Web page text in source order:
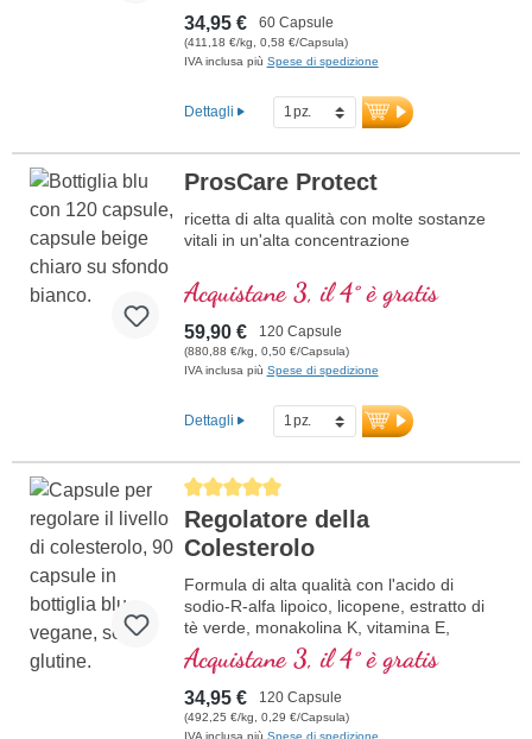
di DHA ed EPA. Ogni dose giornaliera (2
capsule) fornisce 1.448 mg di acidi grassi
Omega-3, di cui 860 mg di DHA e 436 mg
prodotto in Germania secondo i più alti
standard di qualità. Il sigillo è privo di
alluminio.
Maggiori informazioni su Omega-3
forte vegan
34,95 € 60 Capsule
(411,18 €/kg, 0,58 €/Capsula)
IVA inclusa più Spese di spedizione
Dettagli
ProsCare Protect
ricetta di alta qualità con molte sostanze
vitali in un'alta concentrazione
Acquistane 3, il 4° è gratis
59,90 € 120 Capsule
(880,88 €/kg, 0,50 €/Capsula)
IVA inclusa più Spese di spedizione
Dettagli
Average rating of 5 out of 5 stars
Regolatore della
Colesterolo
Formula di alta qualità con l'acido di
sodio-R-alfa lipoico, licopene, estratto di
tè verde, monakolina K, vitamina E,
vitamina B3 e beta glucano, che
contribuisce al mantenimento della
normale colesterolo nel sangue.
Acquistane 3, il 4° è gratis
34,95 € 120 Capsule
(492,25 €/kg, 0,29 €/Capsula)
IVA inclusa più Spese di spedizione